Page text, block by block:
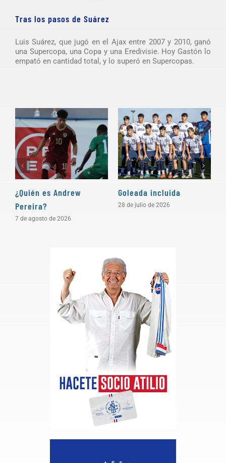
Tras los pasos de Suárez
Luis Suárez, que jugó en el Ajax entre 2007 y 2010, ganó
una Supercopa, una Copa y una Eredivisie. Hoy Gastón lo
empató en cantidad total, y lo superó en Supercopas.
¿Quién es Andrew
Pereira?
7 de agosto de 2026
Goleada incluida
28 de julio de 2026